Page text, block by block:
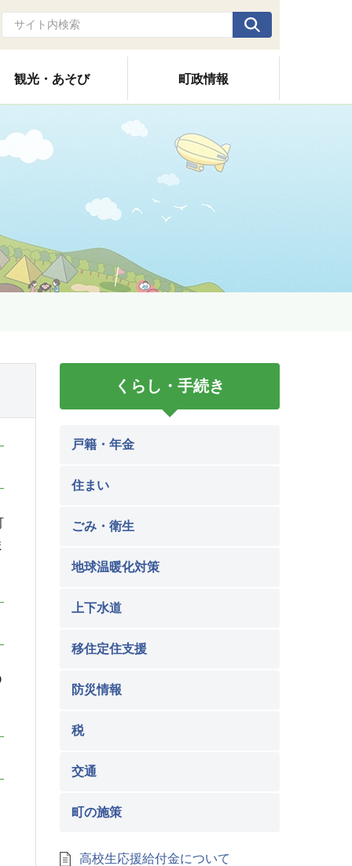
観光・あそび 町政情報
くらし・手続き
戸籍・年金
住まい
ごみ・衛生
地球温暖化対策
上下水道
移住定住支援
防災情報
税
交通
町の施策
高校生応援給付金について